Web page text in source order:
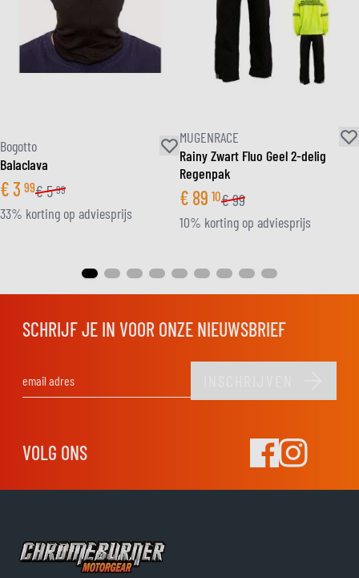
Bogotto
Balaclava
€3 99€5 99
33% korting op adviesprijs
MUGENRACE
Rainy Zwart Fluo Geel 2-delig
Regenpak
€ 89 10€99
10% korting op adviesprijs
SCHRIJF JE IN VOOR ONZE NIEUWSBRIEF
VOLG ONS